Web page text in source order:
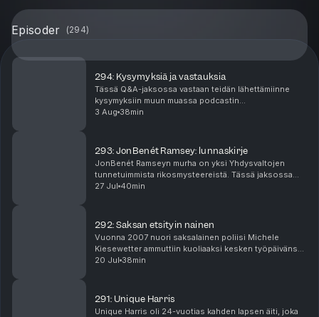
https://www.japantimes.co.jp/news/2025/12/30/japan/crime-
legal/setagaya-murder-search/ The killer without a face - ABC News
https://www.abc.net.au/news/2019-12-29/the-house-of-horrors-in-
setagaya-japan/11771304 A Killer Who Stayed. The Miyazawa Family
Murders | by Nikki Young | Medium https://medium.com/@nikyoung/a-
killer-who-stayed-bf416ba01b22 Police advised to rethink motive and
opportunity in unsolved Setagaya family murder case - Japan Today
https://japantoday.com/category/features/kuchikomi/Police-advised-to-
rethink-motive-and-opportunity-in-unsolved-Setagaya-family-murder-case
Szymanska | The Mystery Box | Medium https://medium.com/the-
mystery-box/what-we-really-know-about-the-setagaya-family-murder-
and public, 25 years on https://www.scmp.com/week-
asia/people/article/3338345/why-japans-notorious-setagaya-murders-still-
haunt-police-and-public-25-years How Japan's Biggest Murder
Investigation Changed the Country Forever
https://www.youtube.com/watch?v=AM-_C94jlsE 事件がわかる：世田谷一家
https://mainichi.jp/articles/20220418/osg/00m/040/001000d The Birth of
Blue Light Yokohama: The Miyazawa Family Murders
https://www.criminalelement.com/the-birth-of-blue-light-yokohama-the-
Podcast: Casefile, jakso 148: The Miyazawa family
Episoder (294)
294: Kysymyksiä ja vastauksia
Tässä Q&A-jaksossa vastaan teidän lähettämiinne
kysymyksiin muun muassa podcastin
tekoprosessista, tapausten valinnasta ja siitä, mitkä
3 Aug 38min
293: JonBenét Ramsey: lunnaskirje
JonBenét Ramseyn murha on yksi Yhdysvaltojen
tunnetuimmista rikosmysteereistä. Tässä jaksossa
keskitymme yhteen tapauksen oudoimmista
27 Jul 40min
292: Saksan etsityin nainen
Vuonna 2007 nuori saksalainen poliisi Michele
Kiesewetter ammuttiin kuoliaaksi kesken työpäivänsä.
Hänen työparinsa selvisi hengissä, mutta ei muistanut
20 Jul 38min
291: Unique Harris
Unique Harris oli 24-vuotias kahden lapsen äiti, joka